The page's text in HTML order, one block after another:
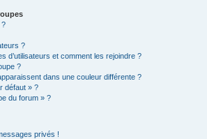
?
?
d’utilisateurs et comment les rejoindre ?
?
dans une couleur différente ?
défaut » ?
du forum » ?
privés !